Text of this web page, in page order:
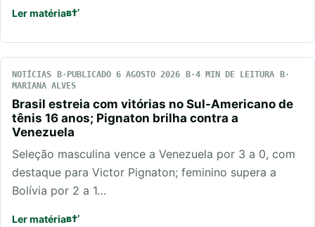
Ler matéria
NOTÍCIAS PUBLICADO 6 AGOSTO 2026
4 MIN DE LEITURA
MARIANA ALVES
Brasil estreia com vitórias no Sul-Americano de
tênis 16 anos; Pignaton brilha contra a
Venezuela
Seleção masculina vence a Venezuela por 3 a 0, com
destaque para Victor Pignaton; feminino supera a
Bolívia por 2 a 1…
Ler matéria